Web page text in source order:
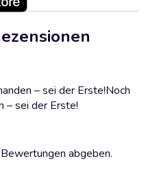
– sei der Erste!Noch
– sei der Erste!
abgeben.